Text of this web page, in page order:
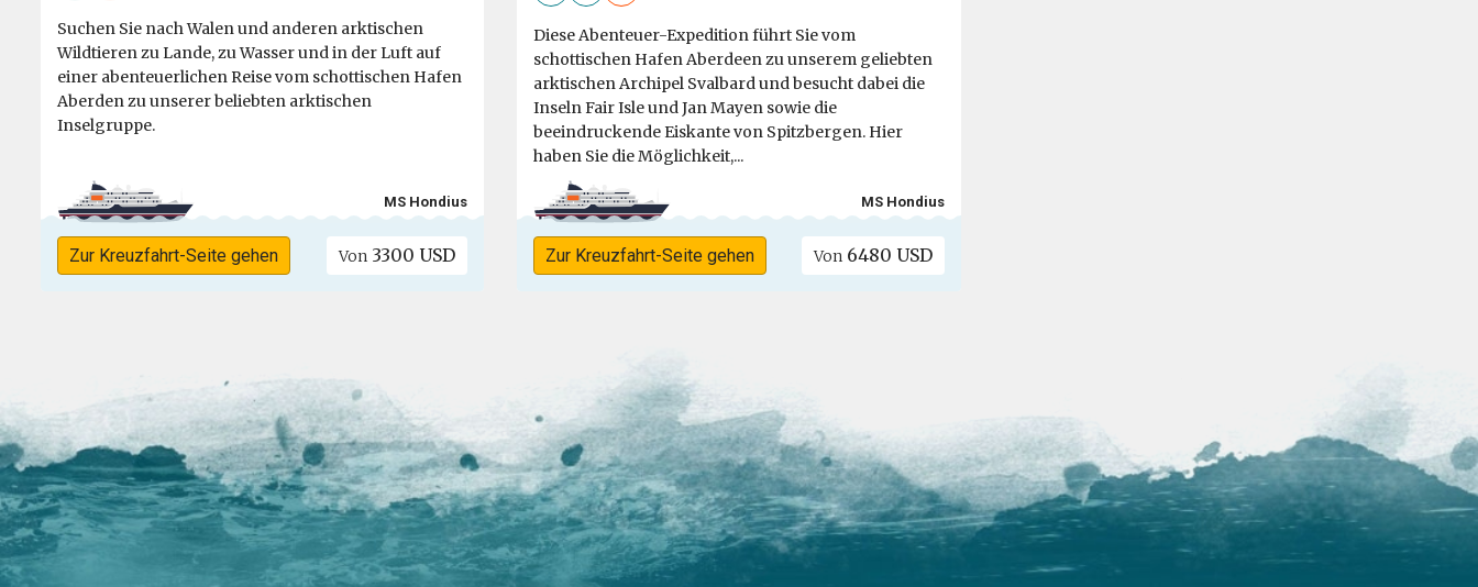
Suchen Sie nach Walen und anderen arktischen
Wildtieren zu Lande, zu Wasser und in der Luft auf
einer abenteuerlichen Reise vom schottischen Hafen
Aberden zu unserer beliebten arktischen
Inselgruppe.
MS Hondius
Zur Kreuzfahrt-Seite gehen Von 3300 USD
Diese Abenteuer-Expedition führt Sie vom
schottischen Hafen Aberdeen zu unserem geliebten
arktischen Archipel Svalbard und besucht dabei die
Inseln Fair Isle und Jan Mayen sowie die
beeindruckende Eiskante von Spitzbergen. Hier
haben Sie die Möglichkeit,...
MS Hondius
Zur Kreuzfahrt-Seite gehen Von6480 USD